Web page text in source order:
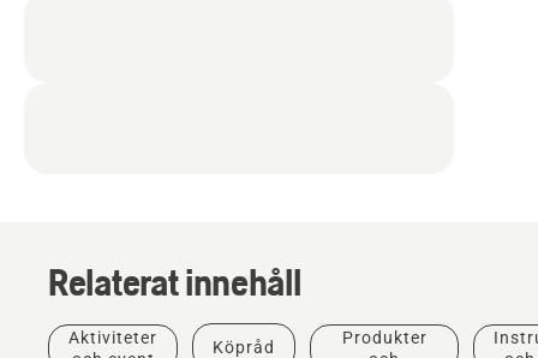
Relaterat innehåll
Aktiviteter
Köpråd
Produkter
Produkter
och